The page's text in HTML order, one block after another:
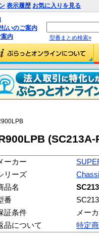
表示履歴 お気に入りを見る
いのご案内
内
型番まとめ検索»
(SC213A-
ーカー
リーズ
品名
番
証条件
メー
品について
特定